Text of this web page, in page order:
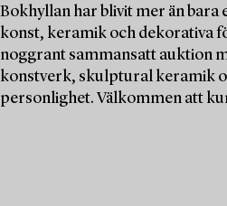
Bokhyllan har blivit mer än
konst, keramik och dekorativa
noggrant sammansatt auktion
konstverk, skulptural keramik
personlighet. Välkommen att